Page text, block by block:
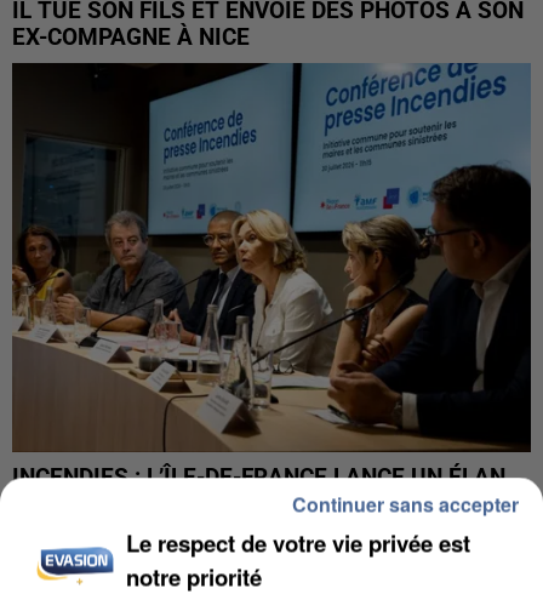
IL TUE SON FILS ET ENVOIE DES PHOTOS À SON
EX-COMPAGNE À NICE
INCENDIES : L’ÎLE-DE-FRANCE LANCE UN ÉLAN
DE SOLIDARITÉ AVEC LES...
Le respect de votre vie privée est
notre priorité
Continuer sans accepter